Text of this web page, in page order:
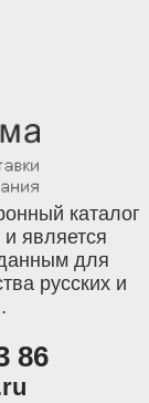
каталог
является
для
русских и
86